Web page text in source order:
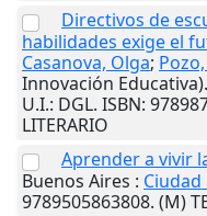
Directivos de
habilidades exige el
Casanova, Olga;
Innovación Educativa).
U.I.: DGL. ISBN:
LITERARIO
Aprender a vivir
Buenos Aires : Ciudad
9789505863808. (M)